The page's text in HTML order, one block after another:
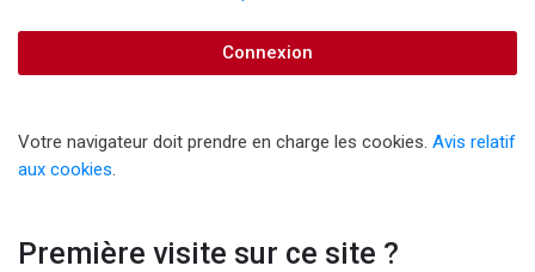
Connexion
Votre navigateur doit prendre en charge les cookies. Avis relatif
aux cookies.
Première visite sur ce site ?